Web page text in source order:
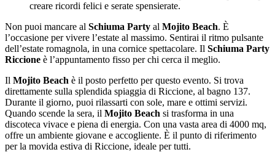
creare ricordi felici e serate spensierate.
Non puoi mancare al Schiuma Party al Mojito Beach. È
l’occasione per vivere l’estate al massimo. Sentirai il ritmo pulsante
dell’estate romagnola, in una cornice spettacolare. Il Schiuma Party
Riccione è l’appuntamento fisso per chi cerca il meglio.
Il Mojito Beach è il posto perfetto per questo evento. Si trova
direttamente sulla splendida spiaggia di Riccione, al bagno 137.
Durante il giorno, puoi rilassarti con sole, mare e ottimi servizi.
Quando scende la sera, il Mojito Beach si trasforma in una
discoteca vivace e piena di energia. Con una vasta area di 4000 mq,
offre un ambiente giovane e accogliente. È il punto di riferimento
per la movida estiva di Riccione, ideale per tutti.